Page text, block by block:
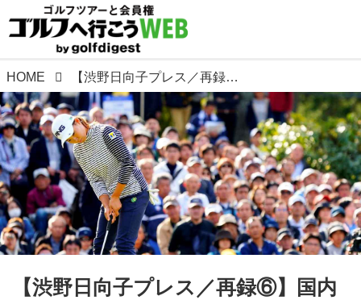
HOME 【渋野日向子プレス／再録⑥】国内開催の米ツアー「TOTOジャパンクラシック」新しいことを実戦で試しながら成長
【渋野日向子プレス／再録⑥】国内